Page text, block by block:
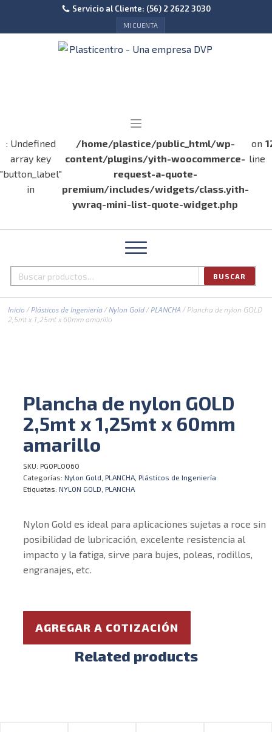
Servicio al Cliente: (56) 2 2622 3030
MI CUENTA
: Undefined
array key
"button_label"
in
/home/plastice/public_html/wp-
content/plugins/yith-woocommerce-
request-a-quote-
premium/includes/widgets/class.yith-
ywraq-mini-list-quote-widget.php
on
line
Buscar
BUSCAR
Inicio/Plásticos de Ingeniería/Nylon Gold/PLANCHA/ Plancha de nylon GOLD
2,5mt x 1,25mt x 60mm amarillo
Plancha de nylon GOLD
2,5mt x 1,25mt x 60mm
amarillo
SKU: PGOPL0060
Categorías: Nylon Gold PLANCHA Plásticos de Ingeniería
Etiquetas: NYLON GOLD PLANCHA
Nylon Gold es ideal para aplicaciones sujetas a roce sin
posibilidad de lubricación, excelente resistencia al
impacto y la fatiga, sirve para bujes, poleas, rodillos,
engranajes, etc.
AGREGAR A COTIZACIÓN
Related products